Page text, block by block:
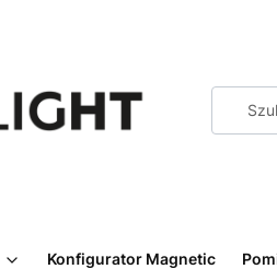
Konfigurator Magnetic